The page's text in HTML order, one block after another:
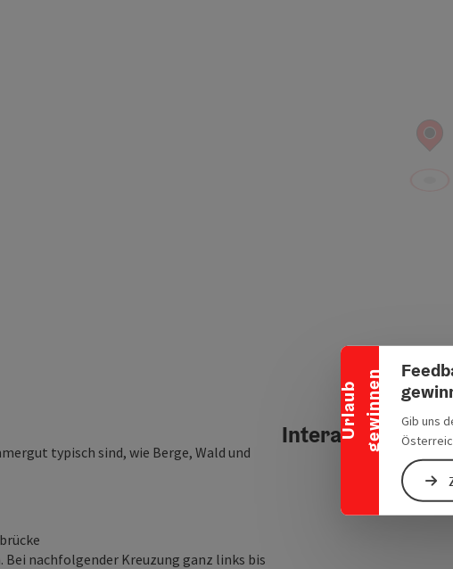
U
r
l
a
u
b
g
e
w
i
n
n
e n
Banner einklappen
Gib uns
typisch sind, wie Berge, Wald und
nachfolgender Kreuzung ganz links bis
Interaktives